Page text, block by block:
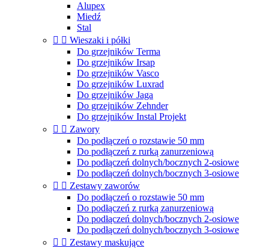
Alupex
Miedź
Stal
  Wieszaki i półki
Do grzejników Terma
Do grzejników Irsap
Do grzejników Vasco
Do grzejników Luxrad
Do grzejników Jaga
Do grzejników Zehnder
Do grzejników Instal Projekt
  Zawory
Do podłączeń o rozstawie 50 mm
Do podłączeń z rurką zanurzeniową
Do podłączeń dolnych/bocznych 2-osiowe
Do podłączeń dolnych/bocznych 3-osiowe
  Zestawy zaworów
Do podłączeń o rozstawie 50 mm
Do podłączeń z rurką zanurzeniową
Do podłączeń dolnych/bocznych 2-osiowe
Do podłączeń dolnych/bocznych 3-osiowe
  Zestawy maskujące